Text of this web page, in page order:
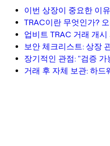
이번 상장이 중요한 이
TRAC이란 무엇인가?
업비트 TRAC 거래 개
보안 체크리스트: 상장
장기적인 관점: "검증
거래 후 자체 보관: 하드